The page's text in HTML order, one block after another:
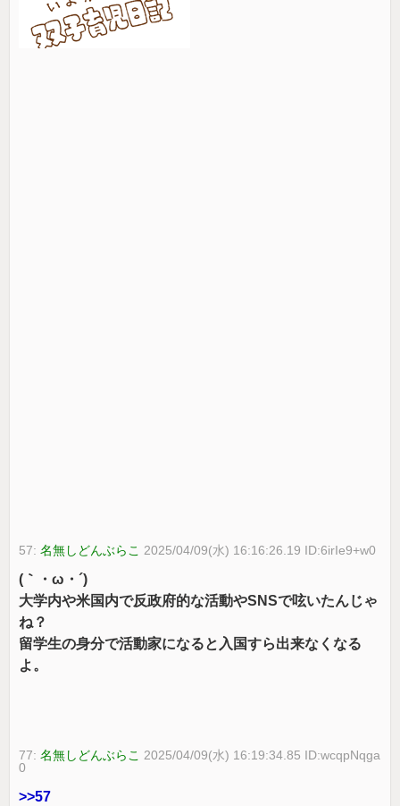
57:名無しどんぶらこ 2025/04/09(水) 16:16:26.19 ID:6irIe9+w0
(｀・ω・´)
大学内や米国内で反政府的な活動やSNSで呟いたんじゃ
ね？
留学生の身分で活動家になると入国すら出来なくなる
よ。
77:名無しどんぶらこ 2025/04/09(水) 16:19:34.85 ID:wcqpNqga
0
>>57